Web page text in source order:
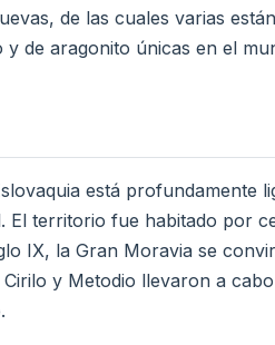
de las cuales varias
y de aragonito únicas en el
está profundamente
El territorio fue habitado por
IX, la Gran Moravia se
y Metodio llevaron a